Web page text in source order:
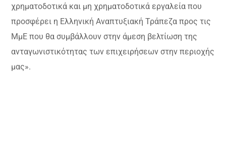
χρηματοδοτικά και μη χρηματοδοτικά εργαλεία που
προσφέρει η Ελληνική Αναπτυξιακή Τράπεζα προς τις
ΜμΕ που θα συμβάλλουν στην άμεση βελτίωση της
ανταγωνιστικότητας των επιχειρήσεων στην περιοχής
μας».